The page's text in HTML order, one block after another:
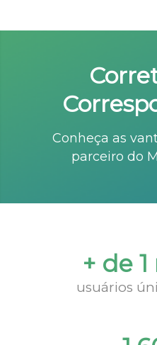
Conheça as
parceiro do
+ de
usuários